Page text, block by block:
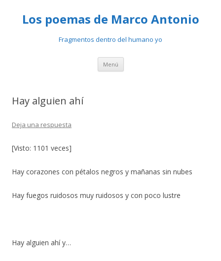
Los poemas de Marco Antonio
Fragmentos dentro del humano yo
Menú Ir
contenido
Hay alguien ahí
Deja una respuesta
[Visto: 1101 veces]
Hay corazones con pétalos negros y mañanas sin nubes
Hay fuegos ruidosos muy ruidosos y con poco lustre
Hay alguien ahí y…